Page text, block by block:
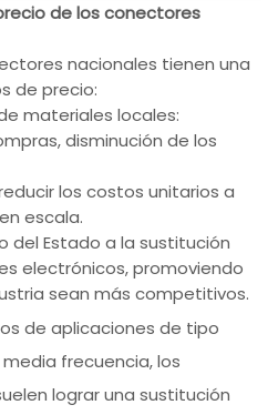
de los conectores
nacionales tienen una
de precio:
materiales locales:
disminución de los
los costos unitarios a
escala.
del Estado a la sustitución
electrónicos, promoviendo
sean más competitivos.
de aplicaciones de tipo
frecuencia, los
lograr una sustitución